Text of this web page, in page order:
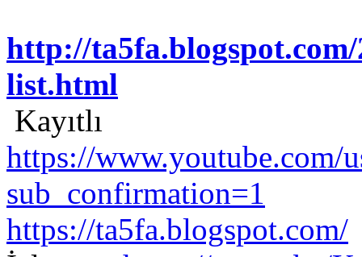
http://
list.html
Kayıtlı
https://www.youtube.com/
sub_confirmation=1
https://ta5fa.blogspot.com/